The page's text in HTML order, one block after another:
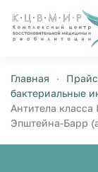
Перейти
Главная
бактериальные
Антитела
Эпштейна-Барр